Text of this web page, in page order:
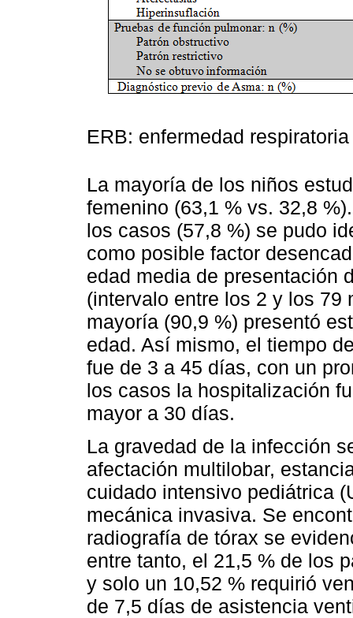
ERB: enfermedad
La mayoría de los niños
femenino (63,1 % vs. 32,8
los casos (57,8 %) se pudo
como posible factor
edad media de presentación
(intervalo entre los 2 y los 79
mayoría (90,9 %) presentó
edad. Así mismo, el tiempo
fue de 3 a 45 días, con un
los casos la hospitalización
mayor a 30 días.
La gravedad de la infección
afectación multilobar,
cuidado intensivo pediátrica
mecánica invasiva. Se
radiografía de tórax se
entre tanto, el 21,5 % de los
y solo un 10,52 % requirió
de 7,5 días de asistencia